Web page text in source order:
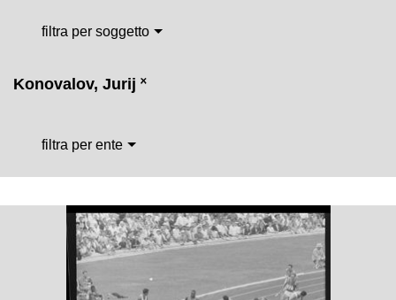
filtra per soggetto
Konovalov, Jurij ˟
filtra per ente